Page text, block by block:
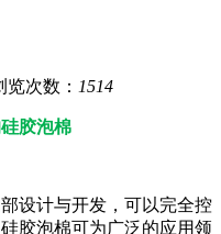
次数： 1514
胶泡棉
设计与开发，可以完全控
胶泡棉可为广泛的应用领